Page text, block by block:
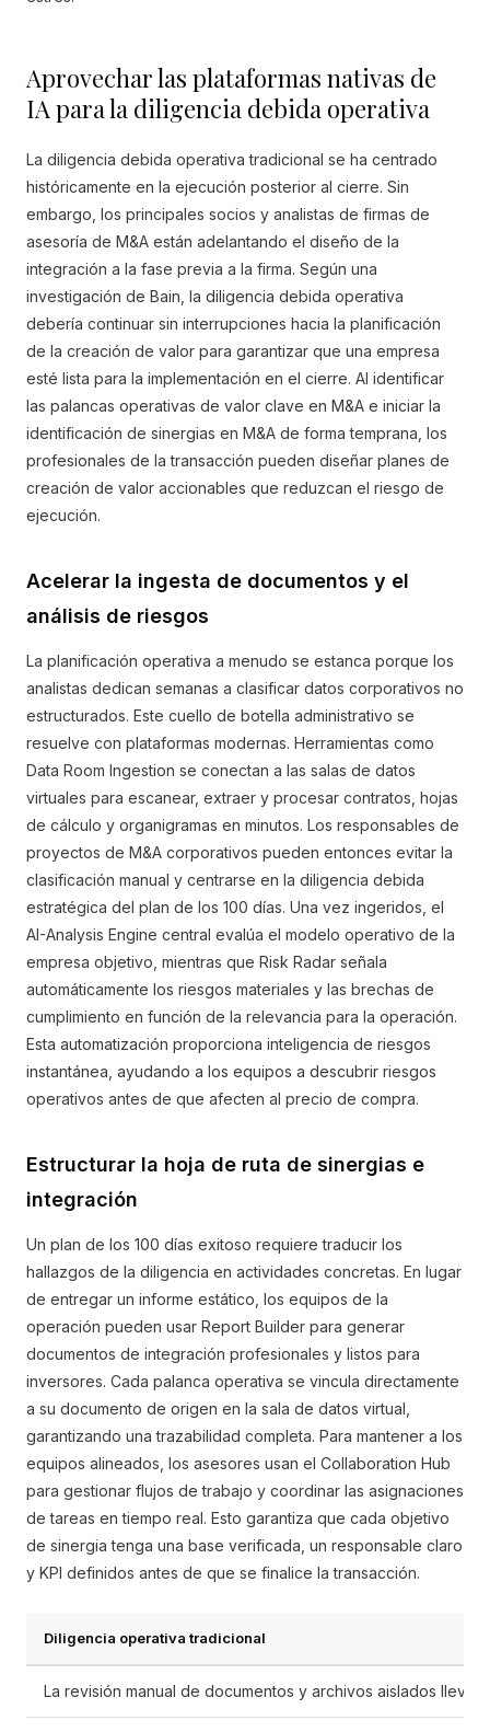
Aprovechar las plataformas nativas de
IA para la diligencia debida operativa
La diligencia debida operativa tradicional se ha centrado
históricamente en la ejecución posterior al cierre. Sin
embargo, los principales socios y analistas de firmas de
asesoría de M&A están adelantando el diseño de la
integración a la fase previa a la firma. Según una
investigación de Bain, la diligencia debida operativa
debería continuar sin interrupciones hacia la planificación
de la creación de valor para garantizar que una empresa
esté lista para la implementación en el cierre. Al identificar
las palancas operativas de valor clave en M&A e iniciar la
identificación de sinergias en M&A de forma temprana, los
profesionales de la transacción pueden diseñar planes de
creación de valor accionables que reduzcan el riesgo de
ejecución.
Acelerar la ingesta de documentos y el
análisis de riesgos
La planificación operativa a menudo se estanca porque los
analistas dedican semanas a clasificar datos corporativos no
estructurados. Este cuello de botella administrativo se
resuelve con plataformas modernas. Herramientas como
Data Room Ingestion se conectan a las salas de datos
virtuales para escanear, extraer y procesar contratos, hojas
de cálculo y organigramas en minutos. Los responsables de
proyectos de M&A corporativos pueden entonces evitar la
clasificación manual y centrarse en la diligencia debida
estratégica del plan de los 100 días. Una vez ingeridos, el
AI-Analysis Engine central evalúa el modelo operativo de la
empresa objetivo, mientras que Risk Radar señala
automáticamente los riesgos materiales y las brechas de
cumplimiento en función de la relevancia para la operación.
Esta automatización proporciona inteligencia de riesgos
instantánea, ayudando a los equipos a descubrir riesgos
operativos antes de que afecten al precio de compra.
Estructurar la hoja de ruta de sinergias e
integración
Un plan de los 100 días exitoso requiere traducir los
hallazgos de la diligencia en actividades concretas. En lugar
de entregar un informe estático, los equipos de la
operación pueden usar Report Builder para generar
documentos de integración profesionales y listos para
inversores. Cada palanca operativa se vincula directamente
a su documento de origen en la sala de datos virtual,
garantizando una trazabilidad completa. Para mantener a los
equipos alineados, los asesores usan el Collaboration Hub
para gestionar flujos de trabajo y coordinar las asignaciones
de tareas en tiempo real. Esto garantiza que cada objetivo
de sinergia tenga una base verificada, un responsable claro
y KPI definidos antes de que se finalice la transacción.
Diligencia operativa tradicional
La revisión manual de documentos y archivos aislados lleva